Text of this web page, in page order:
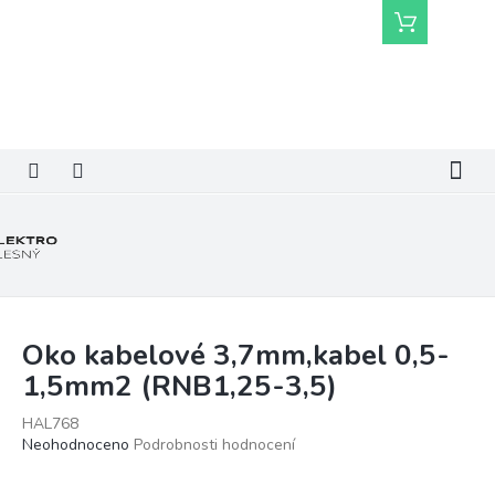
Nákupní
košík
Oko kabelové 3,7mm,kabel 0,5-
1,5mm2 (RNB1,25-3,5)
HAL768
Průměrné
Neohodnoceno Podrobnosti hodnocení